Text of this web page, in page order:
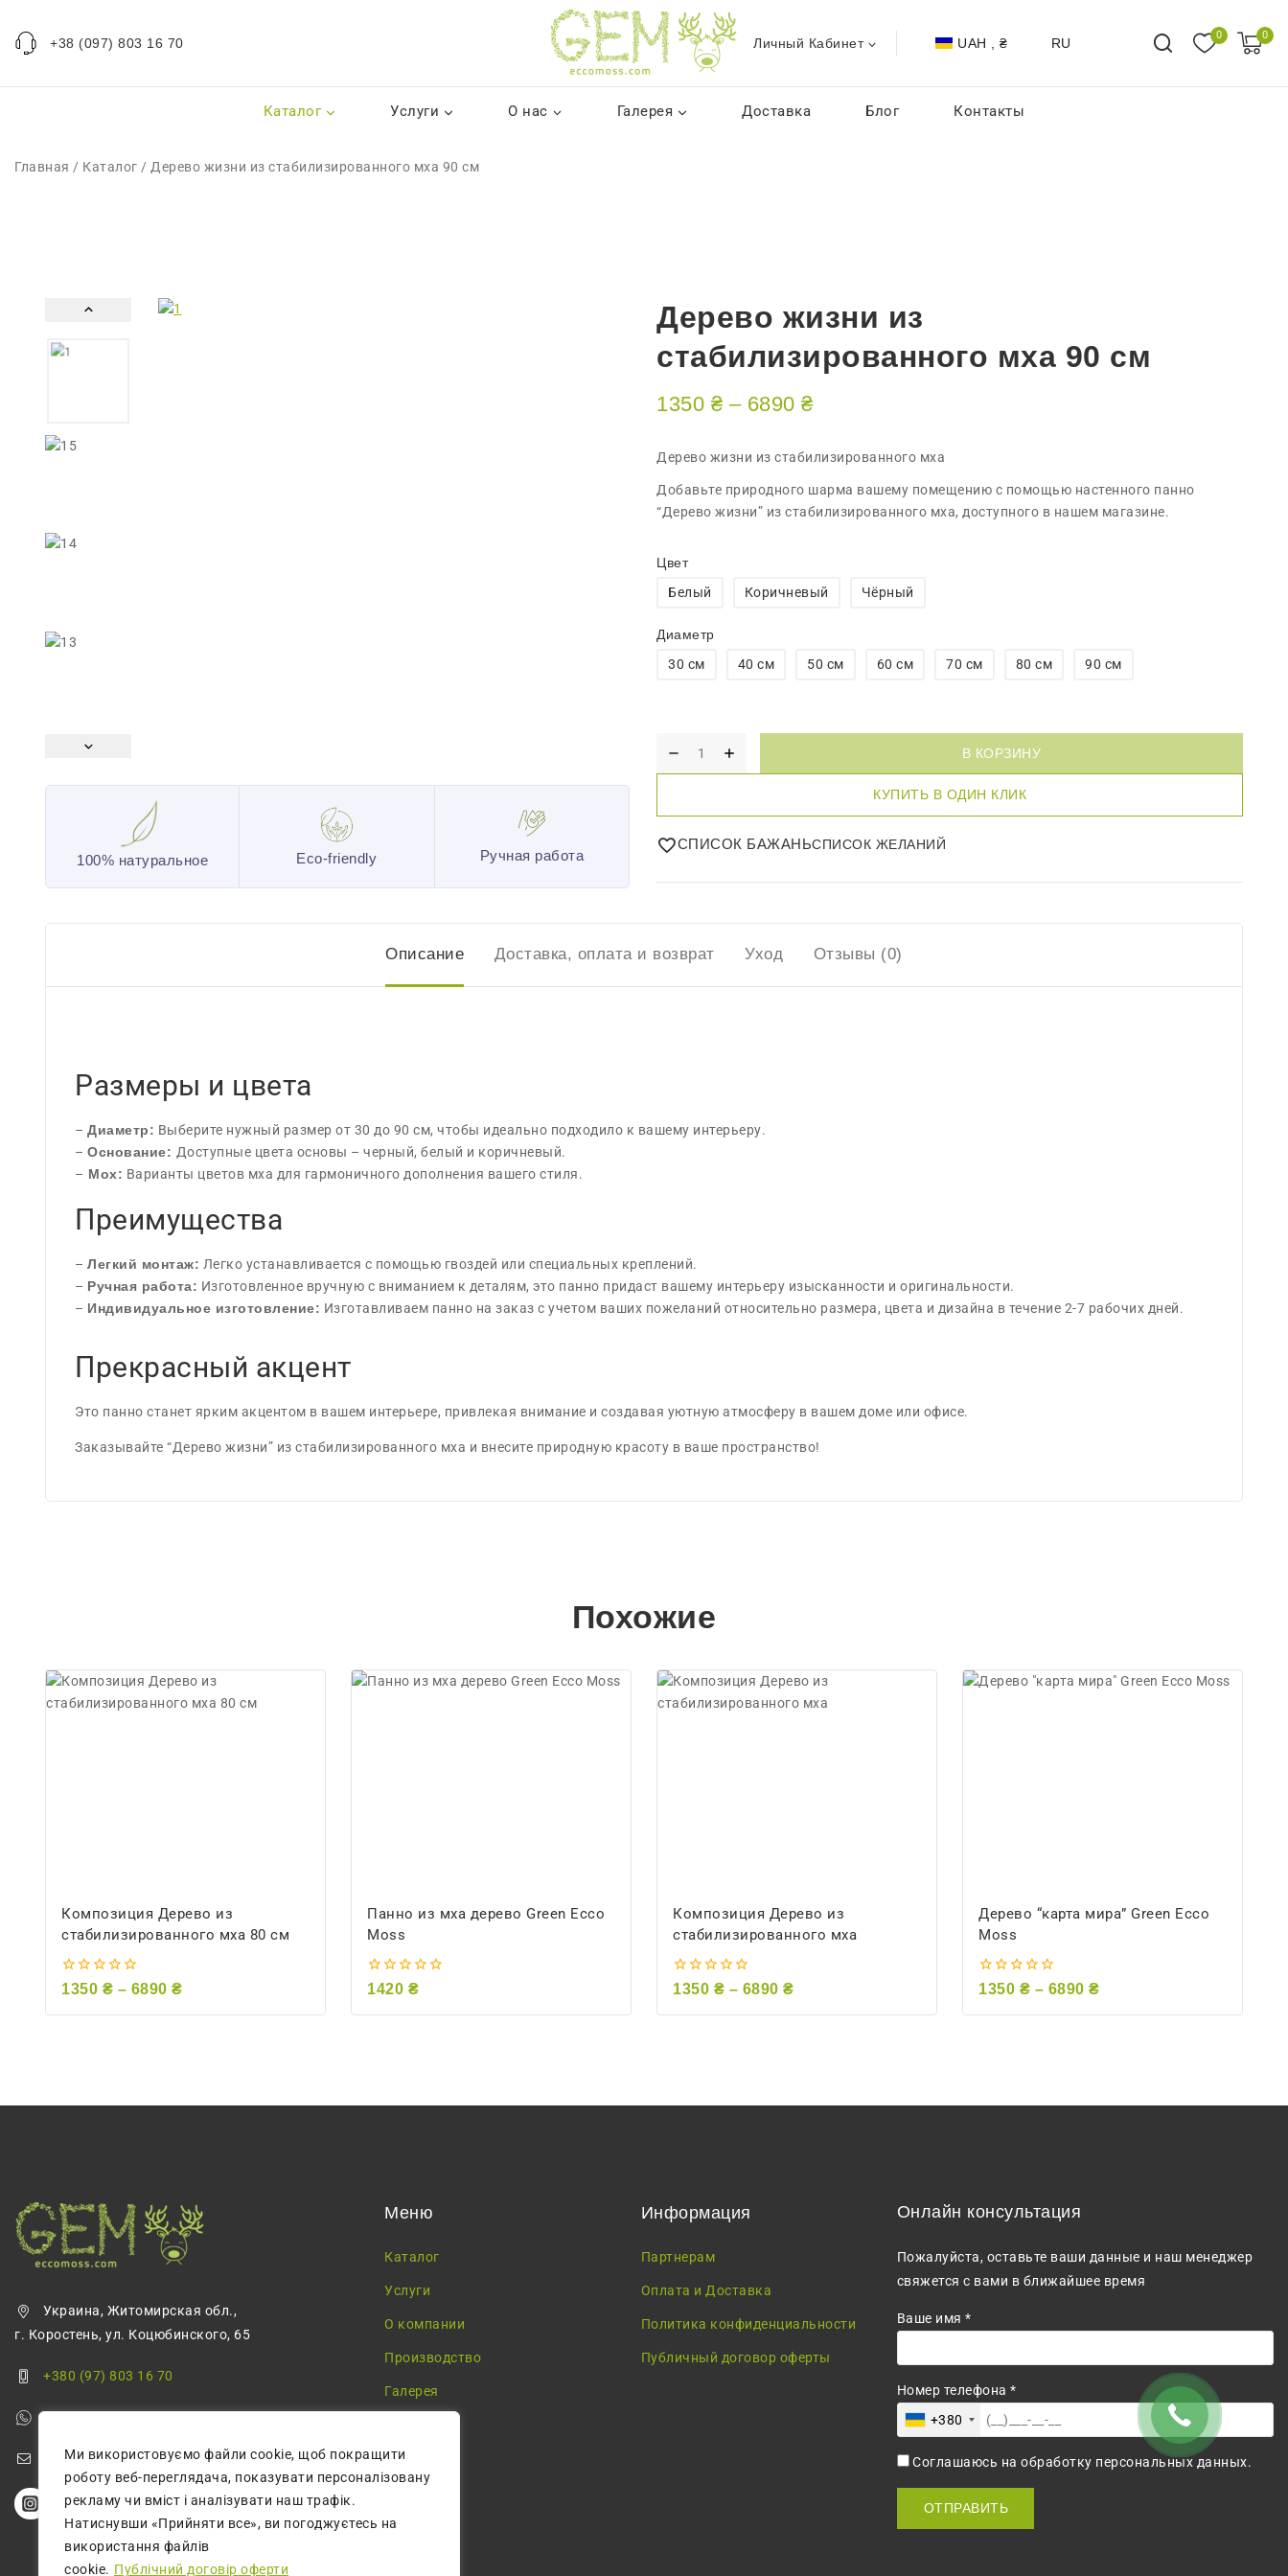
Ми використовуємо файли cookie, щоб покращити
роботу веб-переглядача, показувати персоналізовану
рекламу чи вміст і аналізувати наш трафік.
Натиснувши «Прийняти все», ви погоджуєтесь на
використання файлів
cookie. Публічний договір оферти
+38 (097) 803 16 70 Личный Кабинет UAH , ₴ RU 0 0
Каталог Услуги О нас Галерея Доставка Блог Контакты
Главная / Каталог / Дерево жизни из стабилизированного мха 90 см
100% натуральное Eco-friendly Ручная работа
Дерево жизни из
стабилизированного мха 90 см
1350 ₴ – 6890 ₴
Дерево жизни из стабилизированного мха
Добавьте природного шарма вашему помещению с помощью настенного панно
“Дерево жизни” из стабилизированного мха, доступного в нашем магазине.
Цвет
Белый
Коричневый Чёрный
Диаметр
30 см
40 см 50 см 60 см 70 см 80 см 90 см
В КОРЗИНУ
КУПИТЬ В ОДИН КЛИК
СПИСОК БАЖАНЬ
Описание Доставка, оплата и возврат Уход Отзывы (0)
Размеры и цвета
– Диаметр: Выберите нужный размер от 30 до 90 см, чтобы идеально подходило к вашему интерьеру.
– Основание: Доступные цвета основы – черный, белый и коричневый.
– Мох: Варианты цветов мха для гармоничного дополнения вашего стиля.
Преимущества
– Легкий монтаж: Легко устанавливается с помощью гвоздей или специальных креплений.
– Ручная работа: Изготовленное вручную с вниманием к деталям, это панно придаст вашему интерьеру изысканности и оригинальности.
– Индивидуальное изготовление: Изготавливаем панно на заказ с учетом ваших пожеланий относительно размера, цвета и дизайна в течение 2-7 рабочих дней.
Прекрасный акцент
Это панно станет ярким акцентом в вашем интерьере, привлекая внимание и создавая уютную атмосферу в вашем доме или офисе.
Заказывайте “Дерево жизни” из стабилизированного мха и внесите природную красоту в ваше пространство!
Похожие
Композиция Дерево из
стабилизированного мха 80 см
0
5
1350 ₴ – 6890 ₴
Панно из мха дерево Green Ecco
Moss
0
5
1420 ₴
Композиция Дерево из
стабилизированного мха
0
5
1350 ₴ – 6890₴
Дерево “карта мира” Green Ecco
Moss
0
5
1350 ₴ – 6890₴
Украина, Житомирская обл.,
г. Коростень, ул. Коцюбинского, 65
+380 (97) 803 16 70
greenmossecco@gmail.com
Меню
Каталог
Услуги
О компании
Производство
Галерея
Информация
Партнерам
Оплата и Доставка
Политика конфиденциальности
Публичный договор оферты
Онлайн консультация
Пожалуйста, оставьте ваши данные и наш менеджер
свяжется с вами в ближайшее время
Ваше имя *
Номер телефона *
+380
Соглашаюсь на обработку персональных данных.